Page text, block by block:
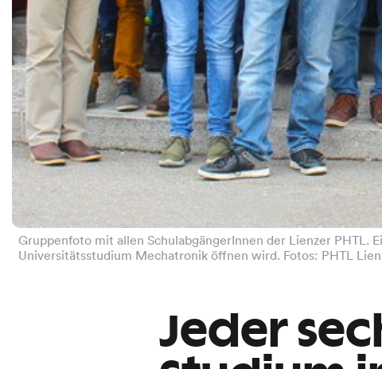
Gruppenfoto mit allen SchulabgängerInnen der Lienzer PHTL.
Universitätsstudium Mechatronik öffnen wird. Fotos: PHTL
Jeder